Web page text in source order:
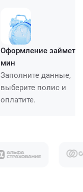
Оформление займет
мин
Заполните данные,
выберите полис и
оплатите.